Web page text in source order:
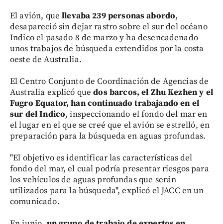
El avión, quellevaba 239 personas abordo,
desapareció sin dejar rastro sobre el sur del océano
Indico el pasado 8 de marzo y ha desencadenado
unos trabajos de búsqueda extendidos por la costa
oeste de Australia.
El Centro Conjunto de Coordinación de Agencias de
Australia explicó quedos barcos, el Zhu Kezhen y el
Fugro Equator, han continuado trabajando en el
sur del Indico, inspeccionando el fondo del mar en
el lugar en el que se creé que el avión se estrelló, en
preparación para la búsqueda en aguas profundas.
"El objetivo es identificar las características del
fondo del mar, el cual podría presentar riesgos para
los vehículos de aguas profundas que serán
utilizados para la búsqueda", explicó el JACC en un
comunicado.